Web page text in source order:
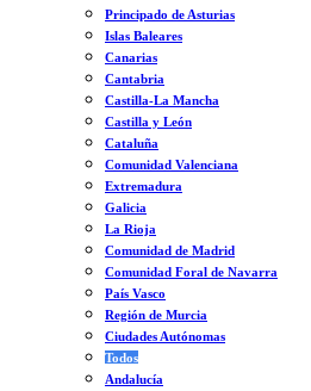
Principado de Asturias
Islas Baleares
Canarias
Cantabria
Castilla-La Mancha
Castilla y León
Cataluña
Comunidad Valenciana
Extremadura
Galicia
La Rioja
Comunidad de Madrid
Comunidad Foral de Navarra
País Vasco
Región de Murcia
Ciudades Autónomas
Todos
Andalucía